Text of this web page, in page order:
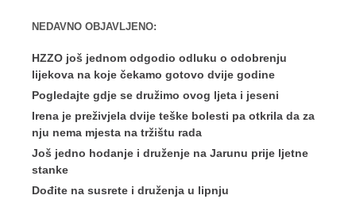
NEDAVNO OBJAVLJENO:
HZZO još jednom odgodio odluku o odobrenju
lijekova na koje čekamo gotovo dvije godine
Pogledajte gdje se družimo ovog ljeta i jeseni
Irena je preživjela dvije teške bolesti pa otkrila da za
nju nema mjesta na tržištu rada
Još jedno hodanje i druženje na Jarunu prije ljetne
stanke
Dođite na susrete i druženja u lipnju